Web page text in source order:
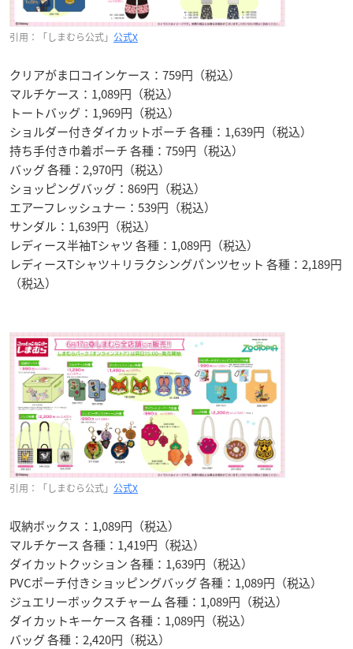
引用：「しまむら公式」 公式X
クリアがま口コインケース：759円（税込）
マルチケース：1,089円（税込）
トートバッグ：1,969円（税込）
ショルダー付きダイカットポーチ 各種：1,639円（税込）
持ち手付き巾着ポーチ 各種：759円（税込）
バッグ 各種：2,970円（税込）
ショッピングバッグ：869円（税込）
エアーフレッシュナー：539円（税込）
サンダル：1,639円（税込）
レディース半袖Tシャツ 各種：1,089円（税込）
レディースTシャツ＋リラクシングパンツセット 各種：2,189円
（税込）
引用：「しまむら公式」 公式X
収納ボックス：1,089円（税込）
マルチケース 各種：1,419円（税込）
ダイカットクッション 各種：1,639円（税込）
PVCポーチ付きショッピングバッグ 各種：1,089円（税込）
ジュエリーボックスチャーム 各種：1,089円（税込）
ダイカットキーケース 各種：1,089円（税込）
バッグ 各種：2,420円（税込）